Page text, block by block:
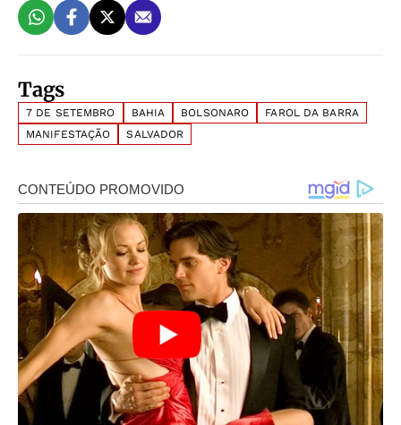
Tags
7 DE SETEMBRO BAHIA BOLSONARO
FAROL DA BARRA
MANIFESTAÇÃO
SALVADOR